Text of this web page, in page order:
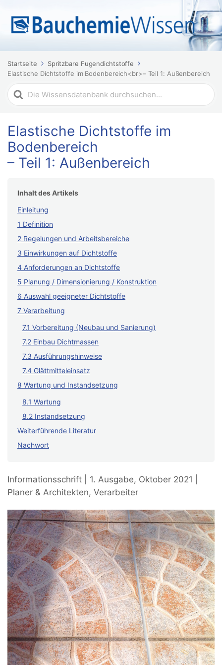
Startseite
Spritzbare Fugendichtstoffe
Elastische Dichtstoffe im Bodenbereich<br>– Teil 1: Außenbereich
Suchen
nach
Elastische Dichtstoffe im
Bodenbereich
– Teil 1: Außenbereich
Inhalt des Artikels
Einleitung
1 Definition
2 Regelungen und Arbeitsbereiche
3 Einwirkungen auf Dichtstoffe
4 Anforderungen an Dichtstoffe
5 Planung / Dimensionierung / Konstruktion
6 Auswahl geeigneter Dichtstoffe
7 Verarbeitung
7.1 Vorbereitung (Neubau und Sanierung)
7.2 Einbau Dichtmassen
7.3 Ausführungshinweise
7.4 Glättmitteleinsatz
8 Wartung und Instandsetzung
8.1 Wartung
8.2 Instandsetzung
Weiterführende Literatur
Nachwort
Informationsschrift | 1. Ausgabe, Oktober 2021 |
Planer & Architekten, Verarbeiter